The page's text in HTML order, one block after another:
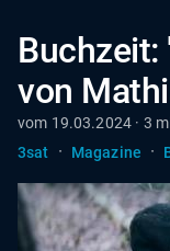
Buchzeit:
von
vom 19.03.2024 · 3
3sat
· Magazine ·